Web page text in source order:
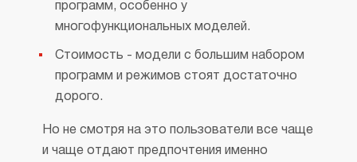
программ, особенно у
многофункциональных моделей.
Стоимость - модели с большим набором
программ и режимов стоят достаточно
дорого.
Но не смотря на это пользователи все чаще
и чаще отдают предпочтения именно